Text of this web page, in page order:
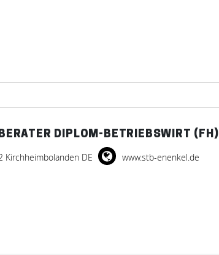
DIPLOM-BETRIEBSWIRT (FH)
Kirchheimbolanden DE www.stb-enenkel.de